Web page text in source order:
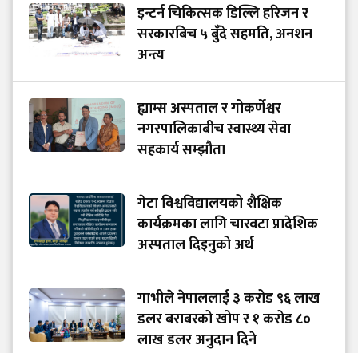
इन्टर्न चिकित्सक डिल्लि हरिजन र
सरकारबिच ५ बुँदे सहमति, अनशन
अन्त्य
ह्याम्स अस्पताल र गोकर्णेश्वर
नगरपालिकाबीच स्वास्थ्य सेवा
सहकार्य सम्झौता
गेटा विश्वविद्यालयको शैक्षिक
कार्यक्रमका लागि चारवटा प्रादेशिक
अस्पताल दिइनुको अर्थ
गाभीले नेपाललाई ३ करोड ९६ लाख
डलर बराबरको खोप र १ करोड ८०
लाख डलर अनुदान दिने